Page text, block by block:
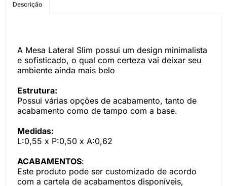
Descrição
A Mesa Lateral Slim possui um design minimalista
e sofisticado, o qual com certeza vai deixar seu
ambiente ainda mais belo
Estrutura:
Possui várias opções de acabamento, tanto de
acabamento como de tampo com a base.
Medidas:
L:0,55 x P:0,50 x A:0,62
ACABAMENTOS:
Este produto pode ser customizado de acordo
com a cartela de acabamentos disponíveis,